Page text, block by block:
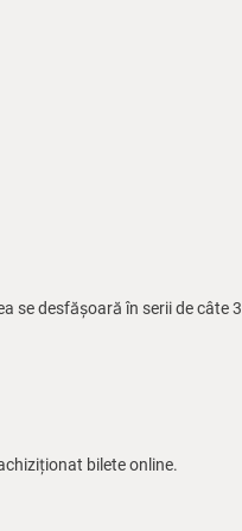
se desfășoară în serii de câte 3
bilete online.